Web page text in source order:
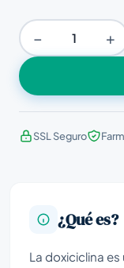
− +
SSL Seguro
¿Qué es?
La doxiciclina